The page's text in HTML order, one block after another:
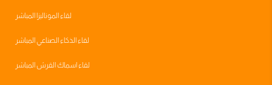
لقاء الموناليزا المباشر
لقاء الذكاء الصناعي المباشر
لقاء اسماك القرش المباشر